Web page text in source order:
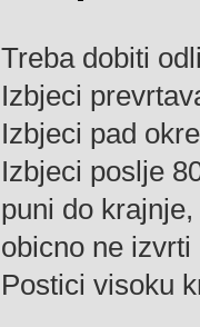
Treba dobiti
Izbjeci
Izbjeci pad
Izbjeci poslje
puni do
obicno ne
Postici visoku